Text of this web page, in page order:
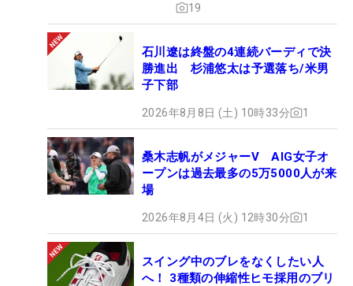
19
石川遼は終盤の4連続バーディで決
勝進出 杉浦悠太は予選落ち/米男
子下部
2026年8月8日 (土) 10時33分 1
桑木志帆がメジャーV AIG女子オ
ープンは過去最多の5万5000人が来
場
2026年8月4日 (火) 12時30分 1
スイング中のブレをなくしたい人
へ！ 3種類の伸縮性ヒモ採用のブリ